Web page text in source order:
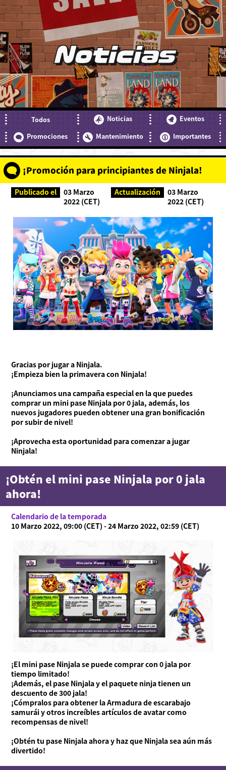
Acerca de Ninjala
Acerca de Ninjala
Cómo jugar a Ninjala
Chicle ninja
Mapas
Temporada actual
Manual en línea
Detalles del producto
Language
Noticias
Todos Noticias
Eventos
Promociones
Mantenimiento Importantes
¡Promoción para principiantes de Ninjala!
Publicado el
03 Marzo
2022 (CET)
Actualización
03 Marzo
2022 (CET)
Gracias por jugar a Ninjala.
¡Empieza bien la primavera con Ninjala!
¡Anunciamos una campaña especial en la que puedes
comprar un mini pase Ninjala por 0 jala, además, los
nuevos jugadores pueden obtener una gran bonificación
por subir de nivel!
¡Aprovecha esta oportunidad para comenzar a jugar
Ninjala!
¡Obtén el mini pase Ninjala por 0 jala
ahora!
Calendario de la temporada
10 Marzo 2022, 09:00 (CET) - 24 Marzo 2022, 02:59 (CET)
¡El mini pase Ninjala se puede comprar con 0 jala por
tiempo limitado!
¡Además, el pase Ninjala y el paquete ninja tienen un
descuento de 300 jala!
¡Cómpralos para obtener la Armadura de escarabajo
samurái y otros increíbles artículos de avatar como
recompensas de nivel!
¡Obtén tu pase Ninjala ahora y haz que Ninjala sea aún más
divertido!